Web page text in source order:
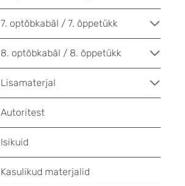
7. optõbkabāl / 7. õppetükk
8. optõbkabāl / 8. õppetükk
Lisamaterjal
Autoritest
Isikuid
Kasulikud materjalid